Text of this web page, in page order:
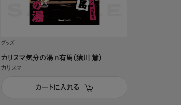
グッズ
カリスマ気分の湯in有馬（猿川 慧）
カリスマ
カートに入れる